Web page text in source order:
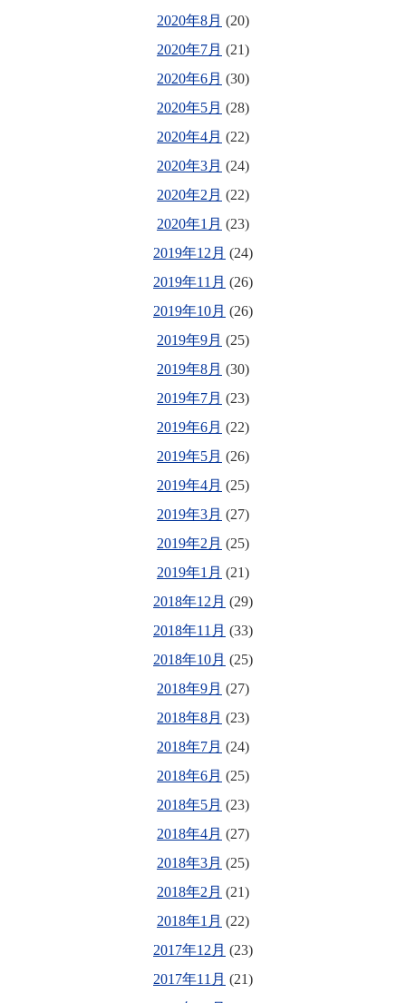
2020年8月 (20)
2020年7月 (21)
2020年6月 (30)
2020年5月 (28)
2020年4月 (22)
2020年3月 (24)
2020年2月 (22)
2020年1月 (23)
2019年12月 (24)
2019年11月 (26)
2019年10月 (26)
2019年9月 (25)
2019年8月 (30)
2019年7月 (23)
2019年6月 (22)
2019年5月 (26)
2019年4月 (25)
2019年3月 (27)
2019年2月 (25)
2019年1月 (21)
2018年12月 (29)
2018年11月 (33)
2018年10月 (25)
2018年9月 (27)
2018年8月 (23)
2018年7月 (24)
2018年6月 (25)
2018年5月 (23)
2018年4月 (27)
2018年3月 (25)
2018年2月 (21)
2018年1月 (22)
2017年12月 (23)
2017年11月 (21)